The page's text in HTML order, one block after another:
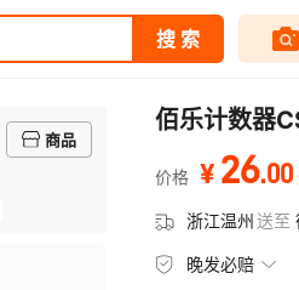
商品
佰乐计数器
价格 ¥ 26.00
浙江温州送至
晚发必赔